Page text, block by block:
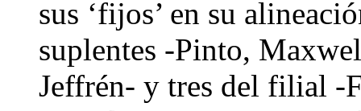
sus ‘fijos’ en su
suplentes -Pinto,
Jeffrén- y tres del filial -